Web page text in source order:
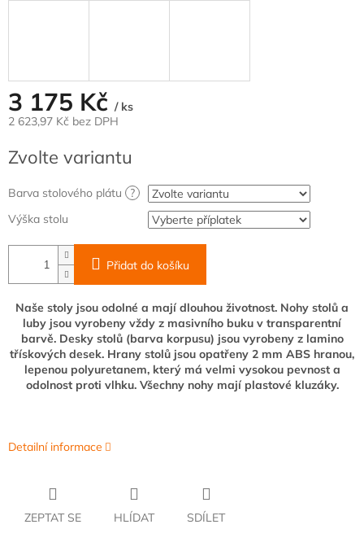
3 175 Kč / ks
2 623,97 Kč bez DPH
cena:
Zvolte variantu
Barva stolového plátu
?
Výška stolu
Přidat do košíku
Naše stoly jsou odolné a mají dlouhou životnost. Nohy stolů a
luby jsou vyrobeny vždy z masivního buku v transparentní
barvě. Desky stolů (barva korpusu) jsou vyrobeny z lamino
třískových desek. Hrany stolů jsou opatřeny 2 mm ABS hranou,
lepenou polyuretanem, který má velmi vysokou pevnost a
odolnost proti vlhku. Všechny nohy mají plastové kluzáky.
Detailní informace
ZEPTAT SE HLÍDAT SDÍLET